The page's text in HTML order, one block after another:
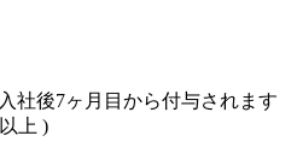
社後7ヶ月目から付与されます
上 )